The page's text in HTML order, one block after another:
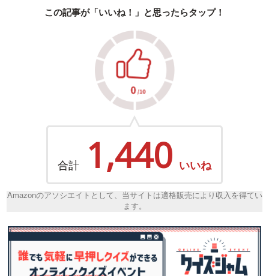
この記事が「いいね！」と思ったらタップ！
合計 1,440 いいね
Amazonのアソシエイトとして、当サイトは適格販売により収入を得てい
ます。